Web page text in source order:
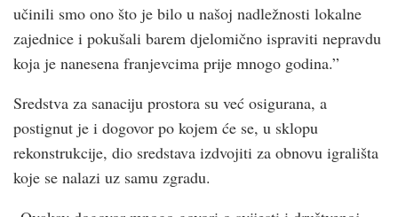
učinili smo ono što je bilo u našoj nadležnosti lokalne
zajednice i pokušali barem djelomično ispraviti nepravdu
koja je nanesena franjevcima prije mnogo godina.”
Sredstva za sanaciju prostora su već osigurana, a
postignut je i dogovor po kojem će se, u sklopu
rekonstrukcije, dio sredstava izdvojiti za obnovu igrališta
koje se nalazi uz samu zgradu.